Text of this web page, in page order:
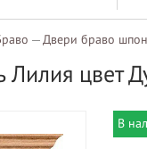
Двери браво
Лилия цвет
В